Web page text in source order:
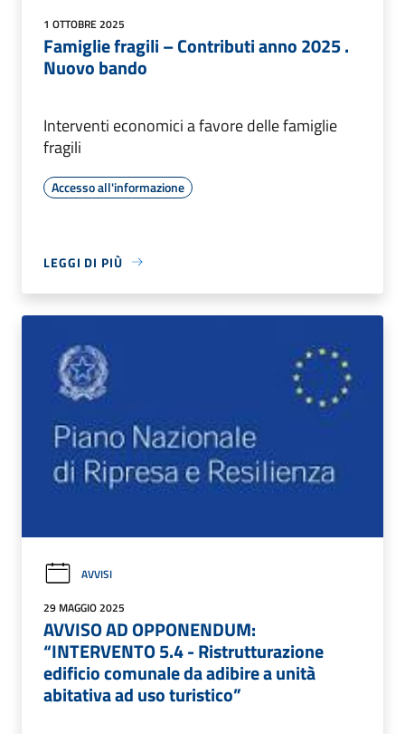
1 OTTOBRE 2025
Famiglie fragili – Contributi anno 2025 .
Nuovo bando
Interventi economici a favore delle famiglie
fragili
Accesso all'informazione
LEGGI DI PIÙ
AVVISI
29 MAGGIO 2025
AVVISO AD OPPONENDUM:
“INTERVENTO 5.4 - Ristrutturazione
edificio comunale da adibire a unità
abitativa ad uso turistico”